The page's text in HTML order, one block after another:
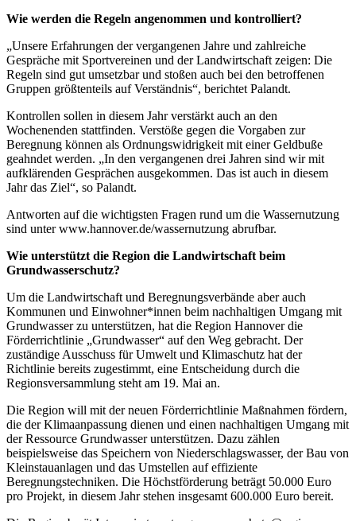
Wie werden die Regeln angenommen und kontrolliert?
„Unsere Erfahrungen der vergangenen Jahre und zahlreiche
Gespräche mit Sportvereinen und der Landwirtschaft zeigen: Die
Regeln sind gut umsetzbar und stoßen auch bei den betroffenen
Gruppen größtenteils auf Verständnis“, berichtet Palandt.
Kontrollen sollen in diesem Jahr verstärkt auch an den
Wochenenden stattfinden. Verstöße gegen die Vorgaben zur
Beregnung können als Ordnungswidrigkeit mit einer Geldbuße
geahndet werden. „In den vergangenen drei Jahren sind wir mit
aufklärenden Gesprächen ausgekommen. Das ist auch in diesem
Jahr das Ziel“, so Palandt.
Antworten auf die wichtigsten Fragen rund um die Wassernutzung
sind unter www.hannover.de/wassernutzung abrufbar.
Wie unterstützt die Region die Landwirtschaft beim
Grundwasserschutz?
Um die Landwirtschaft und Beregnungsverbände aber auch
Kommunen und Einwohner*innen beim nachhaltigen Umgang mit
Grundwasser zu unterstützen, hat die Region Hannover die
Förderrichtlinie „Grundwasser“ auf den Weg gebracht. Der
zuständige Ausschuss für Umwelt und Klimaschutz hat der
Richtlinie bereits zugestimmt, eine Entscheidung durch die
Regionsversammlung steht am 19. Mai an.
Die Region will mit der neuen Förderrichtlinie Maßnahmen fördern,
die der Klimaanpassung dienen und einen nachhaltigen Umgang mit
der Ressource Grundwasser unterstützen. Dazu zählen
beispielsweise das Speichern von Niederschlagswasser, der Bau von
Kleinstauanlagen und das Umstellen auf effiziente
Beregnungstechniken. Die Höchstförderung beträgt 50.000 Euro
pro Projekt, in diesem Jahr stehen insgesamt 600.000 Euro bereit.